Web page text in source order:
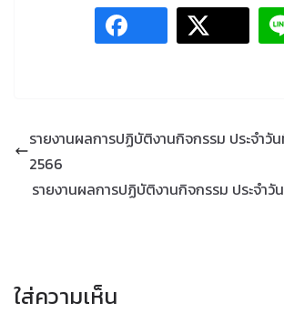
รายงานผลการปฏิบัติงานกิจกรรม ประจำ
2566
รายงานผลการปฏิบัติงานกิจกรรม ประจำ
ใส่ความเห็น